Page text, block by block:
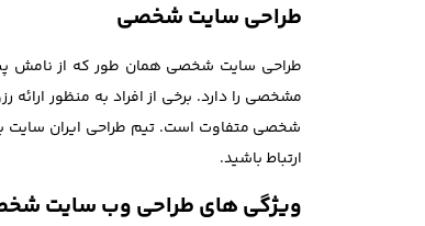
طراحی سایت شخصی
طراحی سایت شخصی همان طور که از نامش
مشخصی را دارد. برخی از افراد به منظور
شخصی متفاوت است. تیم طراحی ایران سایت
ارتباط باشید.
ویژگی های طراحی وب سایت